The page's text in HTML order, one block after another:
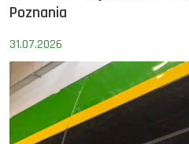
Poznania
31.07.2026